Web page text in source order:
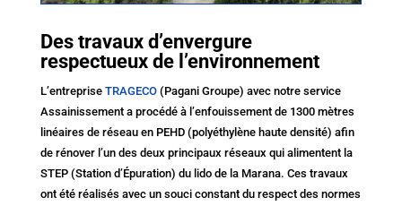
Des travaux d’envergure
respectueux de l’environnement
L’entreprise TRAGECO(Pagani Groupe) avec notre service
Assainissement a procédé à l’enfouissement de 1300 mètres
linéaires de réseau en PEHD (polyéthylène haute densité) afin
de rénover l’un des deux principaux réseaux qui alimentent la
STEP (Station d’Épuration) du lido de la Marana. Ces travaux
ont été réalisés avec un souci constant du respect des normes